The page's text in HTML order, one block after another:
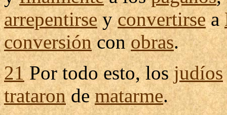
arrepentirseyconvertirsea
conversiónconobras.
21Por todo esto, losjudíos
tratarondematarme.